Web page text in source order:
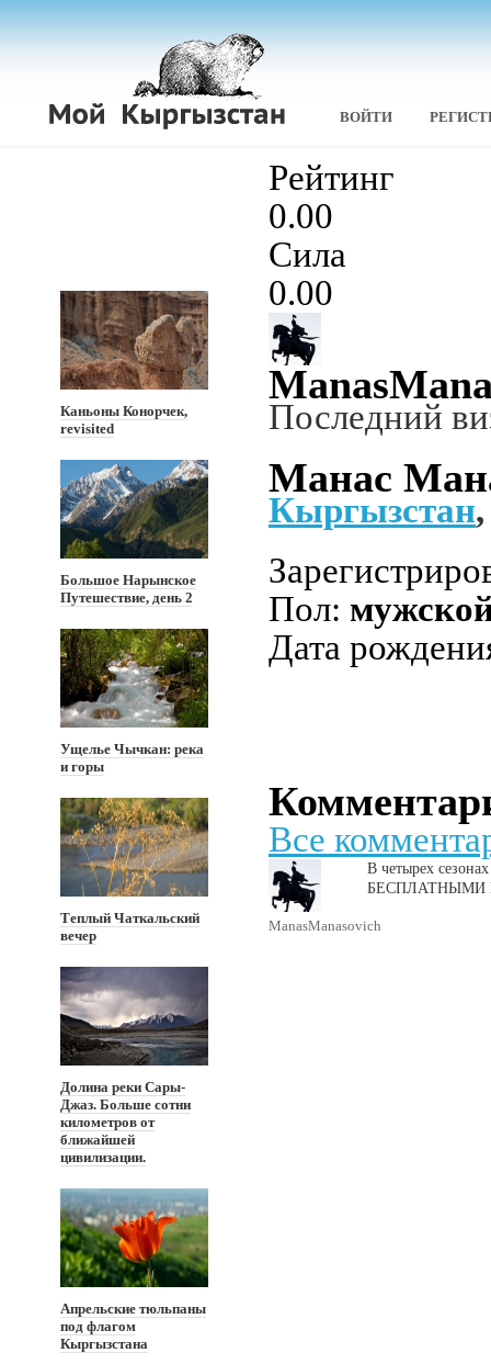
ВОЙТИ
Каньоны Конорчек,
revisited
Большое Нарынское
Путешествие, день 2
Ущелье Чычкан: река
и горы
Теплый Чаткальский
вечер
Долина реки Сары-
Джаз. Больше сотни
километров от
ближайшей
цивилизации.
Апрельские тюльпаны
под флагом
Кыргызстана
Рейтинг
0.00
Сила
0.00
Последний
Манас
Кыргызстан
Пол:
Дата
Все
ManasManasovich
В четырех
БЕСПЛАТНЫМИ